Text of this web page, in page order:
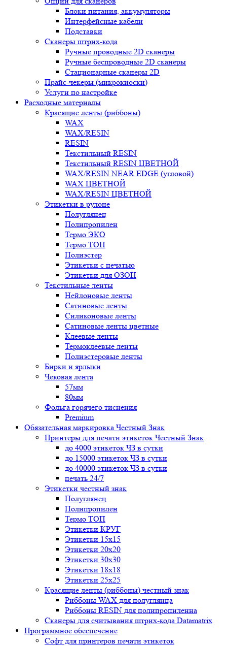
Блоки питания, аккумуляторы
Интерфейсные кабели
Подставки
Сканеры штрих-кода
Ручные проводные 2D сканеры
Ручные беспроводные 2D сканеры
Стационарные сканеры 2D
Прайс-чекеры (микрокиоски)
Услуги по настройке
Расходные материалы
Красящие ленты (риббоны)
WAX
WAX/RESIN
RESIN
Текстильный RESIN
Текстильный RESIN ЦВЕТНОЙ
WAX/RESIN NEAR EDGE (угловой)
WAX ЦВЕТНОЙ
WAX/RESIN ЦВЕТНОЙ
Этикетки в рулоне
Полуглянец
Полипропилен
Термо ЭКО
Термо ТОП
Полиэстер
Этикетки с печатью
Этикетки для ОЗОН
Текстильные ленты
Нейлоновые ленты
Сатиновые ленты
Силиконовые ленты
Сатиновые ленты цветные
Клеевые ленты
Термоклеевые ленты
Полиэстеровые ленты
Бирки и ярлыки
Чековая лента
57мм
80мм
Фольга горячего тиснения
Premium
Обязательная маркировка Честный Знак
Принтеры для печати этикеток Честный Знак
до 4000 этикеток ЧЗ в сутки
до 15000 этикеток ЧЗ в сутки
до 40000 этикеток ЧЗ в сутки
печать 24/7
Этикетки честный знак
Полуглянец
Полипропилен
Термо ТОП
Этикетки КРУГ
Этикетки 15х15
Этикетки 20х20
Этикетки 30х30
Этикетки 18х18
Этикетки 25х25
Красящие ленты (риббоны) честный знак
Риббоны WAX для полуглянца
Риббоны RESIN для полипропиленна
Сканеры для считывания штрих-кода Datamatrix
Программное обеспечение
Софт для принтеров печати этикеток